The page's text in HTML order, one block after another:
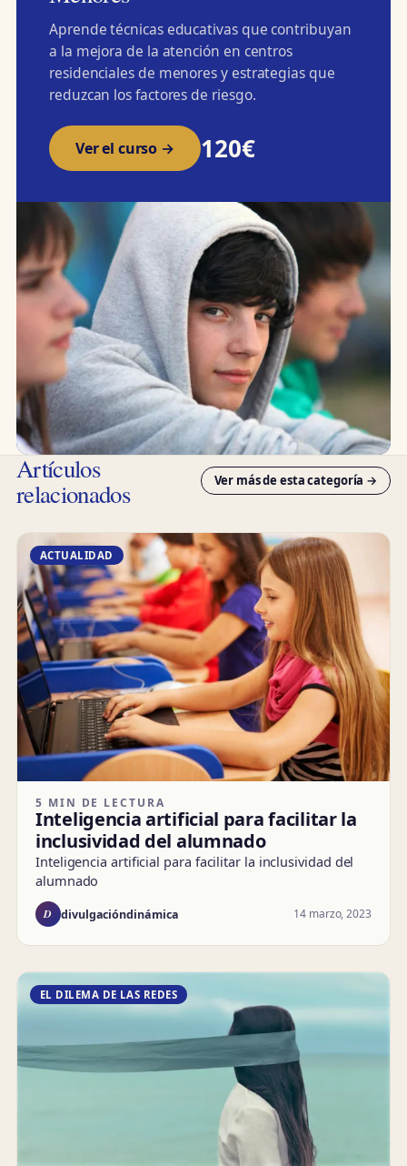
Aprende técnicas educativas que contribuyan
a la mejora de la atención en centros
residenciales de menores y estrategias que
reduzcan los factores de riesgo.
Ver el curso → 120€
Artículos
relacionados Ver más de esta categoría →
ACTUALIDAD
5 MIN DE LECTURA
Inteligencia artificial para facilitar la
inclusividad del alumnado
Inteligencia artificial para facilitar la inclusividad del
alumnado
D divulgacióndinámica 14 marzo, 2023
EL DILEMA DE LAS REDES